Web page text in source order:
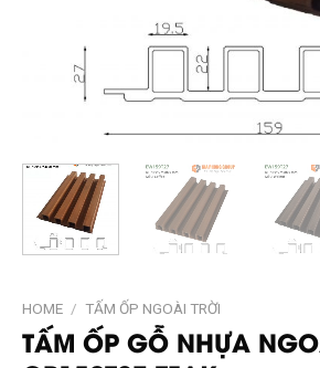
HOME / TẤM ỐP NGOÀI TRỜI
TẤM ỐP GỖ NHỰA